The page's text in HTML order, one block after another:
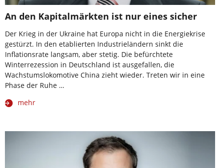
An den Kapitalmärkten ist nur eines sicher
Der Krieg in der Ukraine hat Europa nicht in die Energiekrise
gestürzt. In den etablierten Industrieländern sinkt die
Inflationsrate langsam, aber stetig. Die befürchtete
Winterrezession in Deutschland ist ausgefallen, die
Wachstumslokomotive China zieht wieder. Treten wir in eine
Phase der Ruhe …
mehr